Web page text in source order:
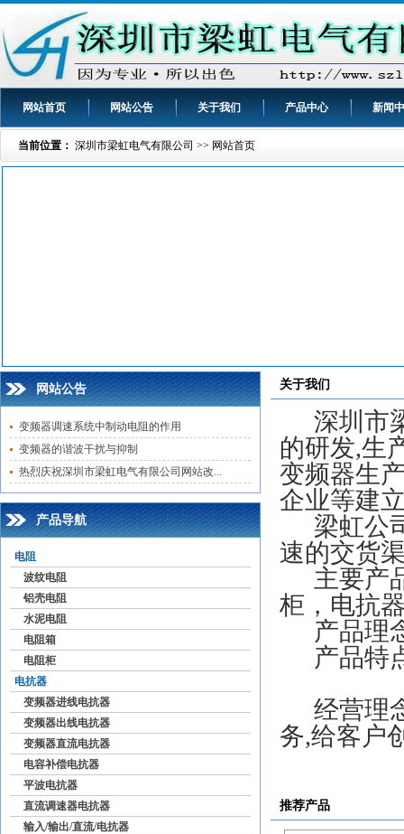
网站首页 网站公告 关于我们 产品中心 新闻
当前位置： 深圳市梁虹电气有限公司 >> 网站首页
网站公告
变频器调速系统中制动电阻的作用
变频器的谐波干扰与抑制
热烈庆祝深圳市梁虹电气有限公司网站改...
产品导航
电阻
波纹电阻
铝壳电阻
水泥电阻
电阻箱
电阻柜
电抗器
变频器进线电抗器
变频器出线电抗器
变频器直流电抗器
电容补偿电抗器
平波电抗器
直流调速器电抗器
输入/输出/直流/电抗器
关于我们
深圳市
的研发,生
变频器生
企业等建
梁虹公
速的交货
主要产
柜，电抗
产品理
产品特
经营理
务,给客户
推荐产品